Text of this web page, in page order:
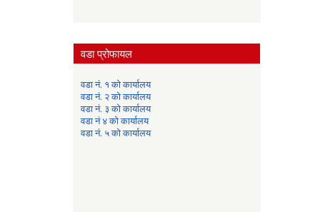
वडा प्रोफायल
वडा नं. १ को कार्यालय
वडा नं. २ को कार्यालय
वडा नं. ३ को कार्यालय
वडा नं ४ को कार्यालय
वडा नं. ५ को कार्यालय